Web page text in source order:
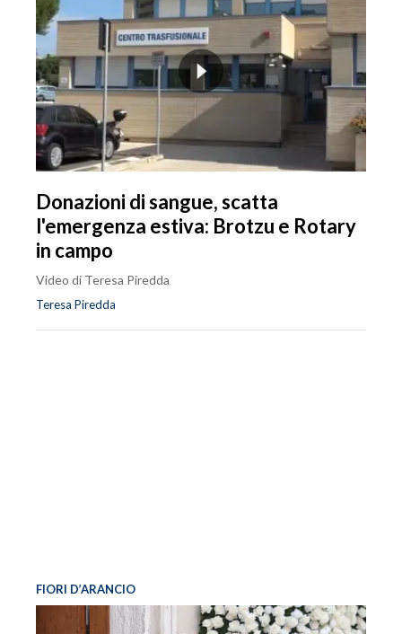
Donazioni di sangue, scatta
l'emergenza estiva: Brotzu e Rotary
in campo
Video di Teresa Piredda
Teresa Piredda
FIORI D’ARANCIO